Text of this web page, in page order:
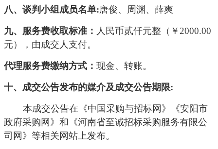
八、谈判小组 成员名单:唐俊、周渊、薛爽
九、 服务费收取标准： 人民币贰仟元整（￥ 2000.00
元），由成交人支付。
代理服务费缴纳方式： 现金、转账。
十、 成交公告发布的媒介及成交公告期限:
本成交公告在 《中国采购与招标网》《安阳市
政府采购网》和《河南省至诚招标采购服务有限公
司网》等相关网站上发布。